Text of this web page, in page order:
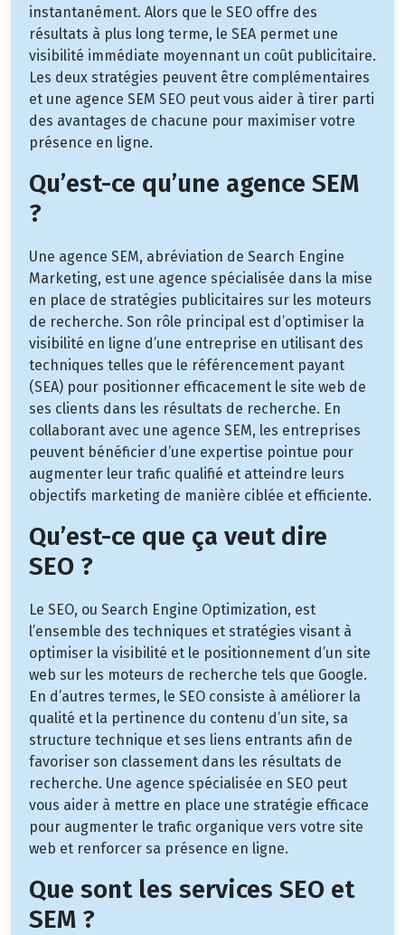
instantanément. Alors que le SEO offre des
résultats à plus long terme, le SEA permet une
visibilité immédiate moyennant un coût publicitaire.
Les deux stratégies peuvent être complémentaires
et une agence SEM SEO peut vous aider à tirer parti
des avantages de chacune pour maximiser votre
présence en ligne.
Qu’est-ce qu’une agence SEM
?
Une agence SEM, abréviation de Search Engine
Marketing, est une agence spécialisée dans la mise
en place de stratégies publicitaires sur les moteurs
de recherche. Son rôle principal est d’optimiser la
visibilité en ligne d’une entreprise en utilisant des
techniques telles que le référencement payant
(SEA) pour positionner efficacement le site web de
ses clients dans les résultats de recherche. En
collaborant avec une agence SEM, les entreprises
peuvent bénéficier d’une expertise pointue pour
augmenter leur trafic qualifié et atteindre leurs
objectifs marketing de manière ciblée et efficiente.
Qu’est-ce que ça veut dire
SEO ?
Le SEO, ou Search Engine Optimization, est
l’ensemble des techniques et stratégies visant à
optimiser la visibilité et le positionnement d’un site
web sur les moteurs de recherche tels que Google.
En d’autres termes, le SEO consiste à améliorer la
qualité et la pertinence du contenu d’un site, sa
structure technique et ses liens entrants afin de
favoriser son classement dans les résultats de
recherche. Une agence spécialisée en SEO peut
vous aider à mettre en place une stratégie efficace
pour augmenter le trafic organique vers votre site
web et renforcer sa présence en ligne.
Que sont les services SEO et
SEM ?